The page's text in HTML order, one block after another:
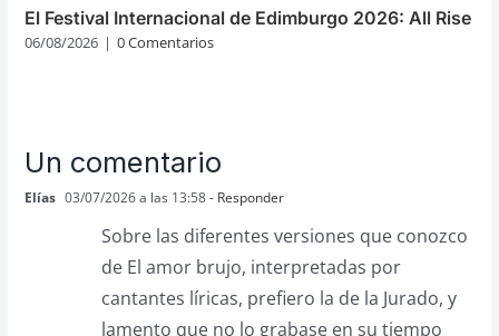
El Festival Internacional de Edimburgo 2026: All Rise
06/08/2026 | 0 Comentarios
Un comentario
Elías 03/07/2026 a las 13:58- Responder
Sobre las diferentes versiones que conozco
de El amor brujo, interpretadas por
cantantes líricas, prefiero la de la Jurado, y
lamento que no lo grabase en su tiempo